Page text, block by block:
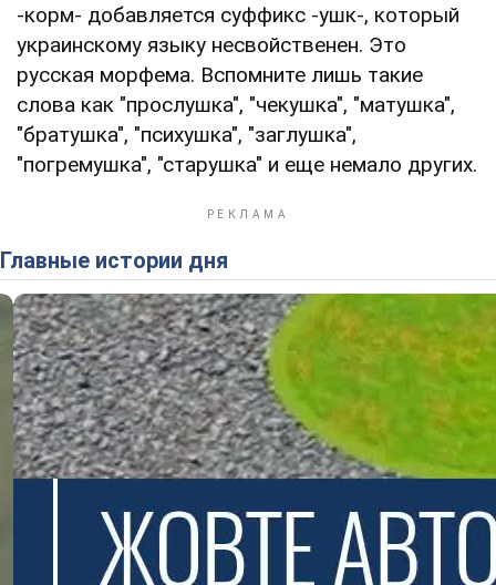
-корм- добавляется суффикс -ушк-, который
украинскому языку несвойственен. Это
русская морфема. Вспомните лишь такие
слова как "прослушка", "чекушка", "матушка",
"братушка", "психушка", "заглушка",
"погремушка", "старушка" и еще немало других.
Главные истории дня